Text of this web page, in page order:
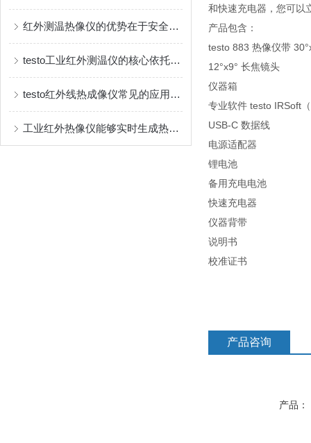
红外测温热像仪的优势在于安全、直观且多功能
testo工业红外测温仪的核心依托是物体的红外辐射特性
testo红外线热成像仪常见的应用场景如下
工业红外热像仪能够实时生成热图像
和快速充电器，您可以
产品包含：
testo 883 热像仪带
12°x9° 长焦镜头
仪器箱
专业软件 testo IRSoft
USB-C 数据线
电源适配器
锂电池
备用充电电池
快速充电器
仪器背带
说明书
校准证书
产品咨询
产品：